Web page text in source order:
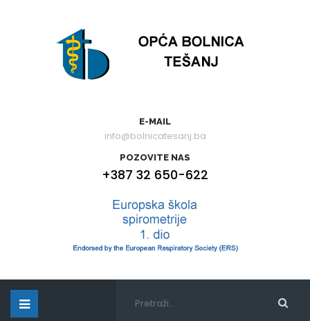
E-MAIL
info@bolnicatesanj.ba
POZOVITE NAS
+387 32 650-622